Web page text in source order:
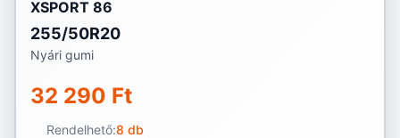
XSPORT 86
255/50R20
Nyári gumi
32 290 Ft
Rendelhető:8 db